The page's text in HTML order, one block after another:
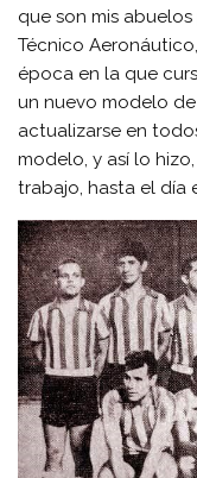
que son mis
Técnico
época en la que
un nuevo modelo
actualizarse en
modelo, y así lo
trabajo, hasta el día